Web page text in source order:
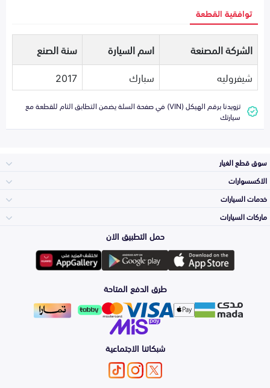
توافقية القطعة
الشركة المصنعة اسم السيارة
سنة الصنع
شيفروليه
سبارك 2017
تزويدنا برقم الهيكل (VIN) في صفحة السلة يضمن التطابق التام للقطعة مع
سيارتك
سوق قطع الغيار
المكائن، القيرات
وملحقاتها
الشمعات
والاصطبات (الاضاءة)
الفرامل والأقمشة
الاكسسوارات
لوازم الرحلات
اكسسوارات العناية
الزيوت و السوائل
خدمات السيارات
الأكثر مبيعاً
التلميع والعناية
حماية مقدمة السيارة
ماركات السيارات
تويوتا
هيونداي
كيا
حمل التطبيق الان
طرق الدفع المتاحة
شبكاتنا الاجتماعية